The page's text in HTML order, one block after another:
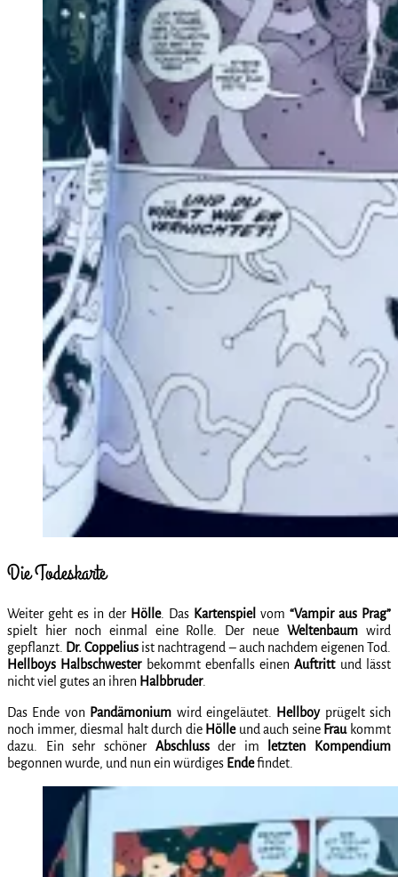
Die Todeskarte
Weiter geht es in der Hölle. Das Kartenspiel vom “Vampir aus Prag”
spielt hier noch einmal eine Rolle. Der neueWeltenbaum wird
gepflanzt.
Dr. Coppelius ist nachtragend – auch nachdem eigenen Tod.
Hellboys Halbschwesterbekommt ebenfalls einenAuftrittund lässt
nicht viel gutes an ihren Halbbruder.
Das Ende von Pandämonium wird eingeläutet. Hellboyprügelt sich
noch immer, diesmal halt durch die Hölleund auch seine Fraukommt
dazu. Ein sehr schöner Abschlussder im
letzten Kompendium
begonnen wurde, und nun ein würdiges Endefindet.